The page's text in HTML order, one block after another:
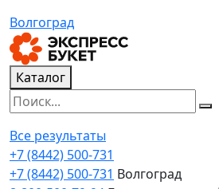
Волгоград
Каталог
Все результаты
+7 (8442) 500-731
+7 (8442) 500-731 Волгоград